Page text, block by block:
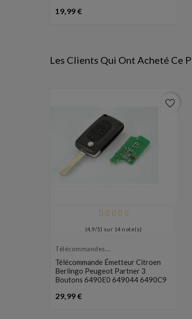
19,99 €Prix
Les Clients Qui Ont Acheté Ce
(4,9/5) sur 14 note(s)
Télécommandes
Télécommande Émetteur Citroen
Berlingo Peugeot Partner 3
Boutons 6490E0 649044 6490C9
29,99 €Prix
favorite_border